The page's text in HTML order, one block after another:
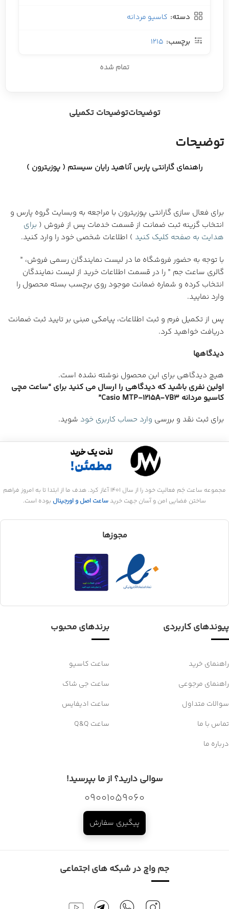
دسته: کاسیو مردانه
برچسب: 1215
تمام شده
توضیحاتتوضیحات تکمیلی
توضیحات
راهنمای گارانتی پارس آناهید رایان سیستم ( پوزیترون )
برای فعال سازی گارانتی پوزیترون با مراجعه به وبسایت گروه پارس و
انتخاب گزینه ثبت ضمانت از قسمت خدمات پس از فروش ( برای
هدایت به صفحه کلیک کنید ) اطلاعات شخصی خود را وارد کنید.
با توجه به حضور فروشگاه ما در لیست نمایندگان رسمی فروش، ”
گالری ساعت جم ” را در قسمت اطلاعات خرید از لیست نمایندگان
انتخاب کرده و شماره ضمانت موجود روی برچسب بسته محصول را
وارد نمایید.
پس از تکمیل فرم و ثبت اطلاعات، پیامکی مبنی بر تایید ثبت ضمانت
دریافت خواهید کرد.
دیدگاهها
هیچ دیدگاهی برای این محصول نوشته نشده است.
اولین نفری باشید که دیدگاهی را ارسال می کنید برای “ساعت مچی
کاسیو مردانه Casio MTP-1215A-7B3”
برای ثبت نقد و بررسی وارد حساب کاربری خود شوید.
مجموعه ساعت جَم فعالیت خود را از سال 1401 آغاز کرد. هدف ما از ابتدا تا به امروز فراهم
ساختن فضایی امن و آسان جهت خرید ساعت اصل و اورجینال بوده است.
مجوزها
پیوندهای کاربردی
راهنمای خرید
راهنمای مرجوعی
سوالات متداول
تماس با ما
درباره ما
برندهای محبوب
ساعت کاسیو
ساعت جی شاک
ساعت ادیفایس
ساعت Q&Q
سوالی دارید؟ از ما بپرسید!
09001059060
پیگیری سفارش
جم واچ در شبکه های اجتماعی